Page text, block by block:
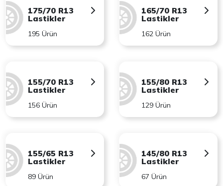
175/70 R13
Lastikler
195 Ürün
165/70 R13
Lastikler
162 Ürün
155/70 R13
Lastikler
156 Ürün
155/80 R13
Lastikler
129 Ürün
155/65 R13
Lastikler
89 Ürün
145/80 R13
Lastikler
67 Ürün